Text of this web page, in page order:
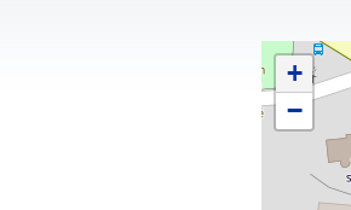
+
−